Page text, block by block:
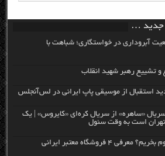
جدید …
آبروداری در خواستگاری؛ شباهت با
استقبال از موسیقی پاپ ایرانی در لس‌آنجلس
«ساهره» از سریال کره‌ای «کایروس» | یک
تهران است به وقت سئول
۴ فروشگاه معتبر ایرانی